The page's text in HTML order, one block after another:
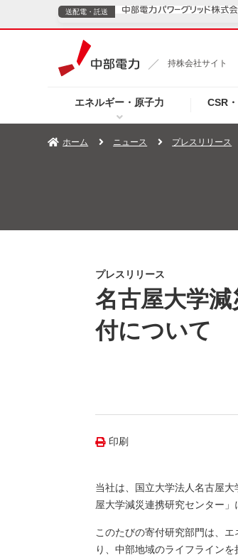
持株会社サイト
エネルギー・原子力 CSR
送配電・託送
TOPページへ
ニュース（新しいウィンドウを開きま
よくあるご質問・
電気・ガ
TOPページへ
ホーム ニュース プレスリリース
プレスリリース
名古屋大学
付について
印刷
当社は、国立大学法人名古屋
屋大学減災連携研究センター
このたびの寄付研究部門は、
り、中部地域のライフライン